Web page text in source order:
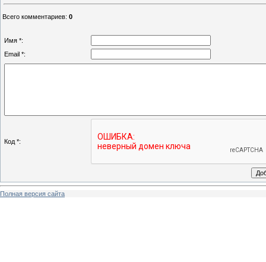
Всего комментариев: 0
Имя *:
Email *:
Код *:
Полная версия сайта